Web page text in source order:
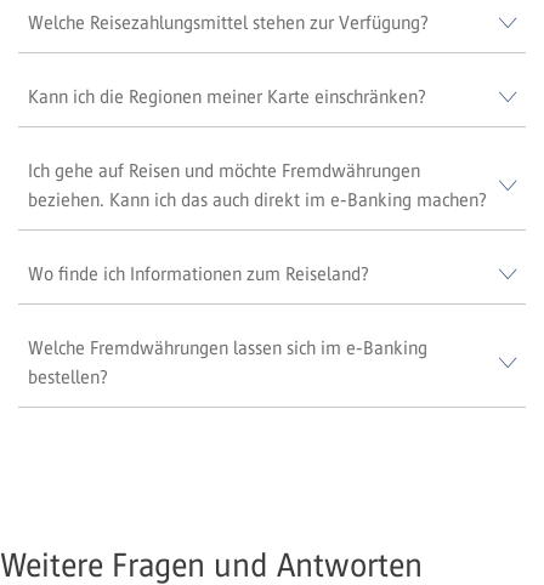
Welche Reisezahlungsmittel stehen zur Verfügung?
Kann ich die Regionen meiner Karte einschränken?
Ich gehe auf Reisen und möchte Fremdwährungen
beziehen. Kann ich das auch direkt im e-Banking machen?
Wo finde ich Informationen zum Reiseland?
Welche Fremdwährungen lassen sich im e-Banking
bestellen?
Weitere Fragen und Antworten